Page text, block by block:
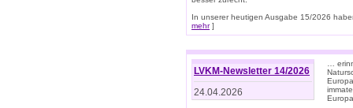
In unserer heutigen Ausgabe 15/2026
mehr]
LVKM-Newsletter 14/2026
24.04.2026
…